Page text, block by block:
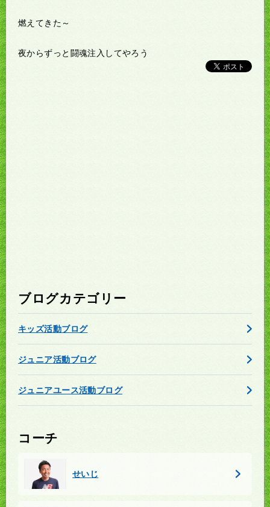
燃えてきた～
夜からずっと闘魂注入してやろう
ブログカテゴリー
キッズ活動ブログ
ジュニア活動ブログ
ジュニアユース活動ブログ
コーチ
せいじ